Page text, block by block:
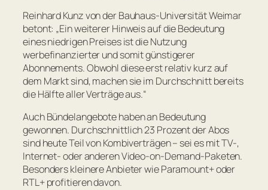
Reinhard Kunz von der Bauhaus-Universität Weimar
betont: „Ein weiterer Hinweis auf die Bedeutung
eines niedrigen Preises ist die Nutzung
werbefinanzierter und somit günstigerer
Abonnements. Obwohl diese erst relativ kurz auf
dem Markt sind, machen sie im Durchschnitt bereits
die Hälfte aller Verträge aus.“
Auch Bündelangebote haben an Bedeutung
gewonnen. Durchschnittlich 23 Prozent der Abos
sind heute Teil von Kombiverträgen – sei es mit TV-,
Internet- oder anderen Video-on-Demand-Paketen.
Besonders kleinere Anbieter wie Paramount+ oder
RTL+ profitieren davon.